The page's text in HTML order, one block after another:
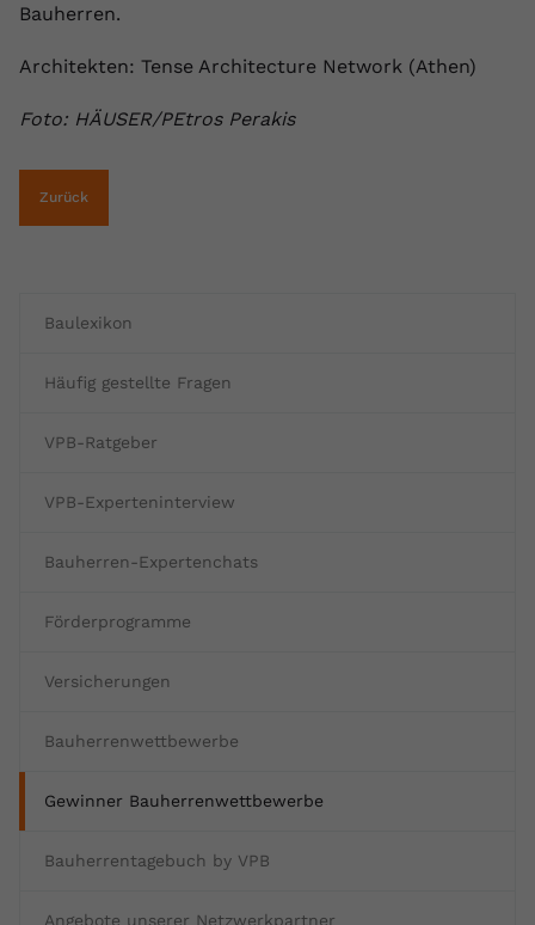
Baulexikon
Häufig gestellte Fragen
VPB-Ratgeber
VPB-Experteninterview
Bauherren-Expertenchats
Förderprogramme
Versicherungen
Bauherrenwettbewerbe
Gewinner Bauherrenwettbewerbe
Bauherrentagebuch by VPB
Angebote unserer Netzwerkpartner
Bauherren.
Architekten: Tense Architecture Network (Athen)
Foto: HÄUSER/PEtros Perakis
Zurück